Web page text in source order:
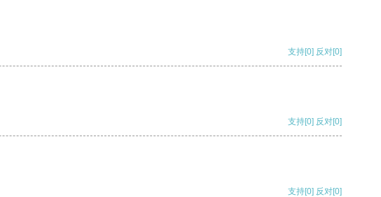
支持[0] 反对[0]
支持[0] 反对[0]
支持[0] 反对[0]